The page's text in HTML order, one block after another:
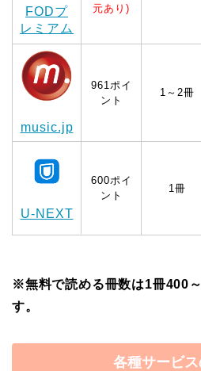
FODプ
レミアム
元あり)
music.jp
961ポイ
ント
1～2冊
U-NEXT
600ポイ
ント
1冊
※無料で読める冊数は1冊400
す。
各種サービ